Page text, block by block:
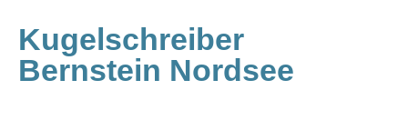
Kugelschreiber
Bernstein Nordsee